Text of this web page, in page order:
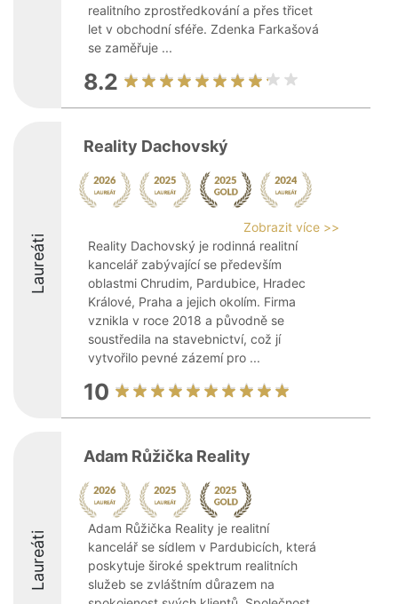
realitního zprostředkování a přes třicet
let v obchodní sféře. Zdenka Farkašová
se zaměřuje ...
8.2
Laureáti
Reality Dachovský
Zobrazit více >>
Reality Dachovský je rodinná realitní
kancelář zabývající se především
oblastmi Chrudim, Pardubice, Hradec
Králové, Praha a jejich okolím. Firma
vznikla v roce 2018 a původně se
soustředila na stavebnictví, což jí
vytvořilo pevné zázemí pro ...
10
Laureáti
Adam Růžička Reality
Adam Růžička Reality je realitní
kancelář se sídlem v Pardubicích, která
poskytuje široké spektrum realitních
služeb se zvláštním důrazem na